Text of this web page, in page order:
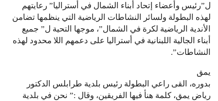
ل”رئيس وأعضاء إتحاد أبناء الشمال في أستراليا” رعايتهم
لهذه البطولة ولسائر النشاطات الرياضية التي ينظمها تضامن
الأندية الرياضية لكرة في الشمال”، موجها التحية ل” جميع
أبناء الجالية اللبنانية في أستراليا على دعمهم اللا محدود لهذه
النشاطات”.
يمق
بدوره، القى راعي البطولة رئيس بلدية طرابلس الدكتور
رياض يمق، كلمة هنأ فيها الفريقين، وقال :” نحن في بلدية